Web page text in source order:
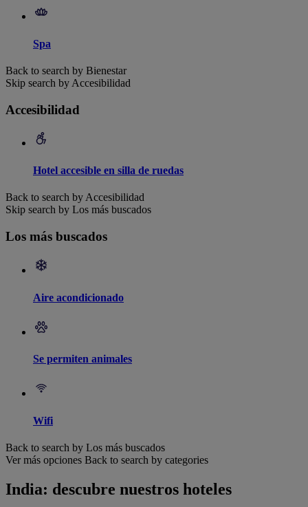
Spa
Back to search by Bienestar
Skip search by Accesibilidad
Accesibilidad
Hotel accesible en silla de ruedas
Back to search by Accesibilidad
Skip search by Los más buscados
Los más buscados
Aire acondicionado
Se permiten animales
Wifi
Back to search by Los más buscados
Ver más opciones Back to search by categories
India: descubre nuestros hoteles